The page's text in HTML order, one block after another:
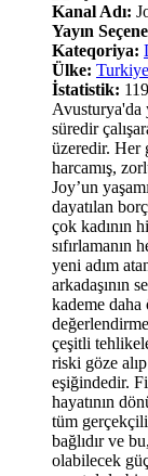
Kanal Adı:
Yayın
Kateqoriya:
Ülke: Turkiye
İstatistik:
Avusturya'da
süredir
üzeredir. Her
harcamış,
Joy’un
dayatılan
çok kadının
sıfırlamanın
yeni adım
arkadaşının
kademe daha
çeşitli
riski göze
eşiğindedir.
hayatının
tüm
bağlıdır ve
olabilecek